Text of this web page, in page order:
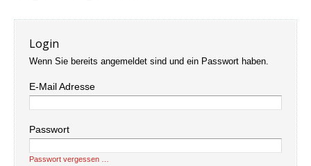
Login
Wenn Sie bereits angemeldet sind und ein Passwort haben.
E-Mail Adresse
Passwort
Passwort vergessen …